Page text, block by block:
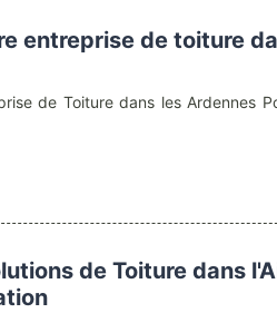
entreprise de toiture
de Toiture dans les Ardennes
de Toiture dans